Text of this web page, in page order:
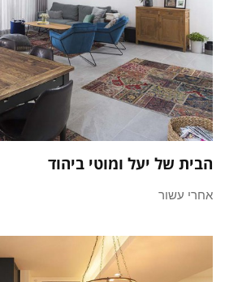
הבית של יעל ומוטי ביהוד
אחרי עשור